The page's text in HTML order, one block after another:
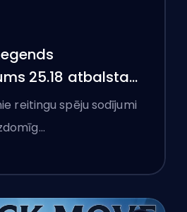
25.18 atbalsta
un boostēšanas
reitingu spēju sodījumi